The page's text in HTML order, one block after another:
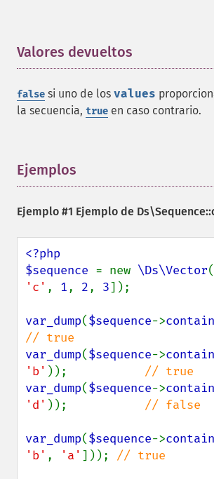
Valores devueltos
false si uno de los values
la secuencia, true en caso contrario.
Ejemplos
Ejemplo #1 Ejemplo de
<?php
$sequence = new \Ds\Vector
'c' , 1, 2, 3]);
var_dump($sequence->
var_dump($sequence->
'b' ));
var_dump($sequence->
'd' )); // false
var_dump($sequence->
'b' , 'a' ])); // true